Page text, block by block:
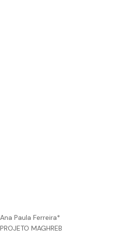
Ana Paula Ferreira*
PROJETO MAGHREB